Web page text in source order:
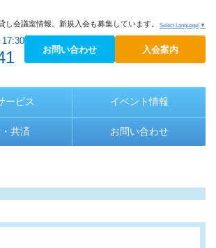
Select Language ▼
会議室情報。新規入会も募集しています。
17:30
お問い合わせ 入会案内
ービス イベント情報
共済 お問い合わせ